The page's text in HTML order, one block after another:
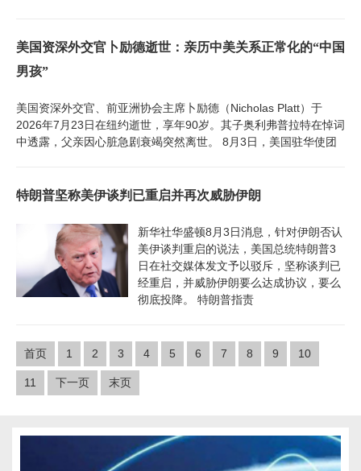
美国资深外交官卜励德逝世：亲历中美关系正常化的“中国
男孩”
美国资深外交官、前亚洲协会主席卜励德（Nicholas Platt）于
2026年7月23日在纽约逝世，享年90岁。其子奥利弗普拉特在悼词
中透露，父亲因心脏急剧衰竭突然离世。 8月3日，美国驻华使团
特朗普坚称美伊谈判已重启并再次威胁伊朗
新华社华盛顿8月3日消息，针对伊朗否认
美伊谈判重启的说法，美国总统特朗普3
日在社交媒体发文予以驳斥，坚称谈判已
经重启，并威胁伊朗要么达成协议，要么
彻底投降。 特朗普指责
首页 1 2 3 4 5 6 7 8 9 10
11 下一页 末页